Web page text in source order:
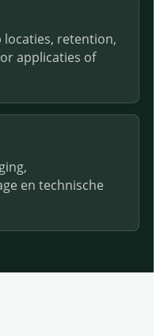
locaties, retention,
applicaties of
en technische